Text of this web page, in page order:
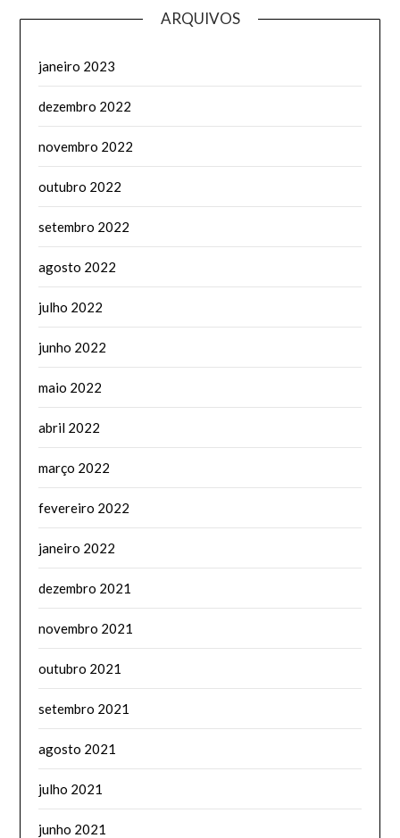
ARQUIVOS
janeiro 2023
dezembro 2022
novembro 2022
outubro 2022
setembro 2022
agosto 2022
julho 2022
junho 2022
maio 2022
abril 2022
março 2022
fevereiro 2022
janeiro 2022
dezembro 2021
novembro 2021
outubro 2021
setembro 2021
agosto 2021
julho 2021
junho 2021